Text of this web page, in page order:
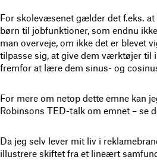
For skolevæsenet gælder det f.eks.
børn til jobfunktioner, som endnu
man overveje, om ikke det er blevet
tilpasse sig, at give dem værktøjer til
fremfor at lære dem sinus- og
For mere om netop dette emne kan
Robinsons TED-talk om emnet – se
Da jeg selv lever mit liv i
illustrere skiftet fra et lineært